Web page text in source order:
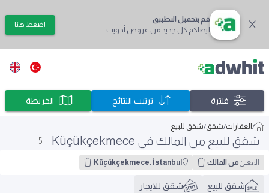
قم بتحميل التطبيق
ليصلكم كل جديد من عروض أدويت
اضغط هنا
فلترة ترتيب النتائج الخريطة
/ العقارات/شقق/شقق للبيع
شقق للبيع من المالك في Küçükçekmece 5
المعلنمن المالك Küçükçekmece, İstanbul
شقق للبيع شقق للايجار